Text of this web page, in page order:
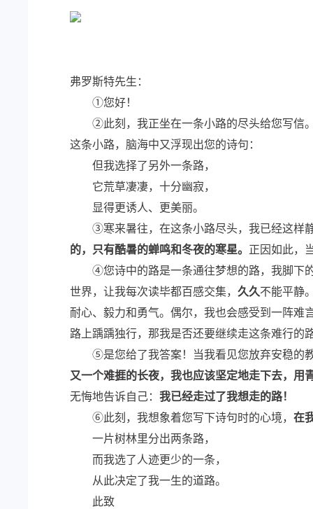
弗罗斯特先生：
①您好！
②此刻，我正坐在一条小路的尽头给您写信。
这条小路，脑海中又浮现出您的诗句：
但我选择了另外一条路，
它荒草凄凄，十分幽寂，
显得更诱人、更美丽。
③寒来暑往，在这条小路尽头，我已经这样静
的，只有酷暑的蝉鸣和冬夜的寒星。 正因如此，
④您诗中的路是一条通往梦想的路，我脚下
世界，让我每次读毕都百感交集， 久久不能平静
耐心、毅力和勇气。偶尔，我也会感受到一阵难
路上踽踽独行，那我是否还要继续走这条难行的
⑤是您给了我答案！当我看见您放弃安稳的教
又一个难捱的长夜，我也应该坚定地走下去，用
无悔地告诉自己： 我已经走过了我想走的路！
⑥此刻，我想象着您写下诗句时的心境， 在
一片树林里分出两条路，
而我选了人迹更少的一条，
从此决定了我一生的道路。
此致